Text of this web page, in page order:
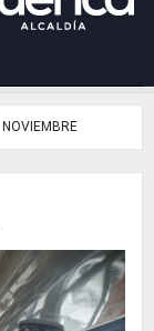
NOVIEMBRE